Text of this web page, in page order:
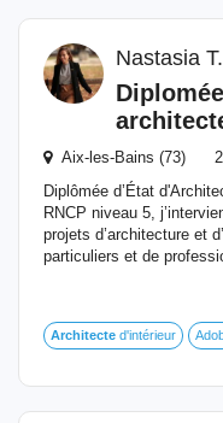
Nastasia T.
Aix-les-Bains (73)
Diplômée d’État
RNCP niveau 5,
projets d’architecture et
particuliers et de
Architecte d'intérieur